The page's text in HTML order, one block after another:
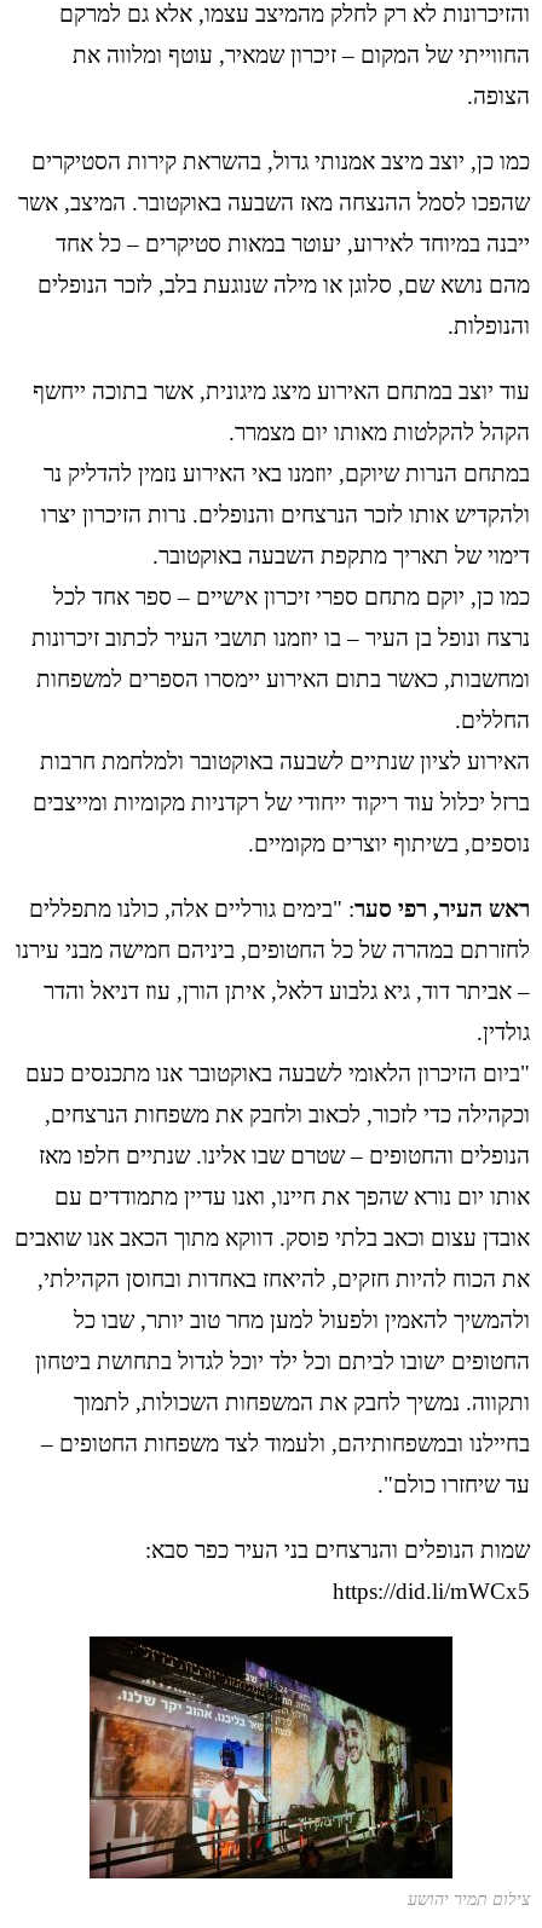
והזיכרונות לא רק לחלק מהמיצב עצמו, אלא גם למרקם
החווייתי של המקום – זיכרון שמאיר, עוטף ומלווה את
הצופה.
כמו כן, יוצב מיצב אמנותי גדול, בהשראת קירות הסטיקרים
שהפכו לסמל ההנצחה מאז השבעה באוקטובר. המיצב, אשר
ייבנה במיוחד לאירוע, יעוטר במאות סטיקרים – כל אחד
מהם נושא שם, סלוגן או מילה שנוגעת בלב, לזכר הנופלים
והנופלות.
עוד יוצב במתחם האירוע מיצג מיגונית, אשר בתוכה ייחשף
הקהל להקלטות מאותו יום מצמרר.
במתחם הנרות שיוקם, יוזמנו באי האירוע נזמין להדליק נר
ולהקדיש אותו לזכר הנרצחים והנופלים. נרות הזיכרון יצרו
דימוי של תאריך מתקפת השבעה באוקטובר.
כמו כן, יוקם מתחם ספרי זיכרון אישיים – ספר אחד לכל
נרצח ונופל בן העיר – בו יוזמנו תושבי העיר לכתוב זיכרונות
ומחשבות, כאשר בתום האירוע יימסרו הספרים למשפחות
החללים.
האירוע לציון שנתיים לשבעה באוקטובר ולמלחמת חרבות
ברזל יכלול עוד ריקוד ייחודי של רקדניות מקומיות ומייצבים
נוספים, בשיתוף יוצרים מקומיים.
ראש העיר, רפי סער: "בימים גורליים אלה, כולנו מתפללים
לחזרתם במהרה של כל החטופים, ביניהם חמישה מבני עירנו
– אביתר דוד, גיא גלבוע דלאל, איתן הורן, עוז דניאל והדר
גולדין.
"ביום הזיכרון הלאומי לשבעה באוקטובר אנו מתכנסים כעם
וכקהילה כדי לזכור, לכאוב ולחבק את משפחות הנרצחים,
הנופלים והחטופים – שטרם שבו אלינו. שנתיים חלפו מאז
אותו יום נורא שהפך את חיינו, ואנו עדיין מתמודדים עם
אובדן עצום וכאב בלתי פוסק. דווקא מתוך הכאב אנו שואבים
את הכוח להיות חזקים, להיאחז באחדות ובחוסן הקהילתי,
ולהמשיך להאמין ולפעול למען מחר טוב יותר, שבו כל
החטופים ישובו לביתם וכל ילד יוכל לגדול בתחושת ביטחון
ותקווה. נמשיך לחבק את המשפחות השכולות, לתמוך
בחיילנו ובמשפחותיהם, ולעמוד לצד משפחות החטופים –
עד שיחזרו כולם".
שמות הנופלים והנרצחים בני העיר כפר סבא:
https://did.li/mWCx5
צילום תמיר יהושע